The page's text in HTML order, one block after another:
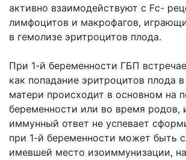
активно взаимодействуют с Fс-
лимфоцитов и макрофагов,
в гемолизе эритроцитов плода.
При 1-й беременности ГБП
как попадание эритроцитов плода
матери происходит в основном на
беременности или во время родов,
иммунный ответ не успевает
при 1-й беременности может быть
имевшей место изоиммунизации,